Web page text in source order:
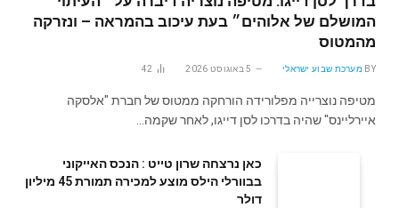
המושלם של אלוהים״ בעת עיכוב בהמראה – ונזרקה
מהמטוס
BY מערכת שבוע ישראלי 5 באוגוסט 2026 42
מטיפה נוצרייה מפלורידה הורחקה ממטוס של חברת "אלסקה
איירליינס" שהיה בדרכו לסן דייגו, לאחר שקמה…
‬דולר